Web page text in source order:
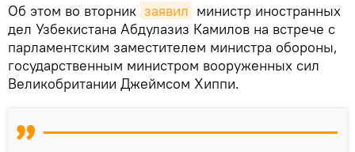
Об этом во вторник заявил министр иностранных
дел Узбекистана Абдулазиз Камилов на встрече с
парламентским заместителем министра обороны,
государственным министром вооруженных сил
Великобритании Джеймсом Хиппи.